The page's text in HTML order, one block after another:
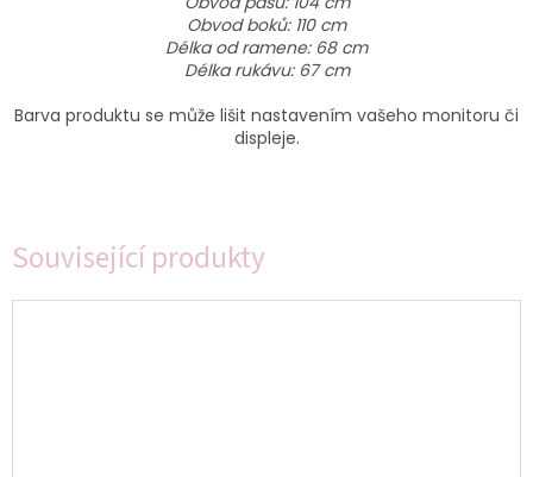
Související produkty
Obvod boků: 110 cm
Délka od ramene: 68 cm
Délka rukávu: 67 cm
Barva produktu se může lišit nastavením vašeho monitoru či
displeje.